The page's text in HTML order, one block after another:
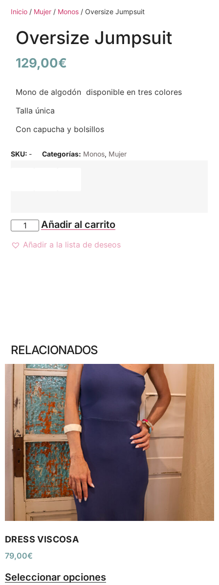
Inicio / Mujer / Monos / Oversize Jumpsuit
Oversize Jumpsuit
129,00€
Mono de algodón disponible en tres colores
Talla única
Con capucha y bolsillos
SKU: - Categorías: Monos, Mujer
Añadir al carrito
Añadir a la lista de deseos
RELACIONADOS
DRESS VISCOSA
79,00€
Seleccionar opciones